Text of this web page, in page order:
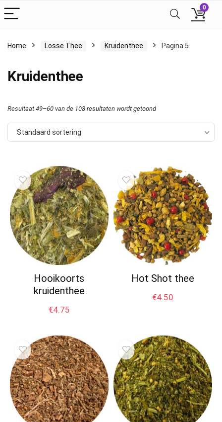
0
Home Losse Thee Kruidenthee Pagina 5
Kruidenthee
Resultaat 49–60 van de 108 resultaten wordt getoond
Standaard sortering
Hooikoorts
kruidenthee
€4.75
Hot Shot thee
€4.50